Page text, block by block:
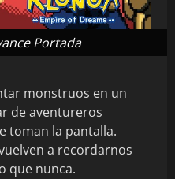
Portada
monstruos en un
de aventureros
toman la pantalla.
a recordarnos
que nunca.